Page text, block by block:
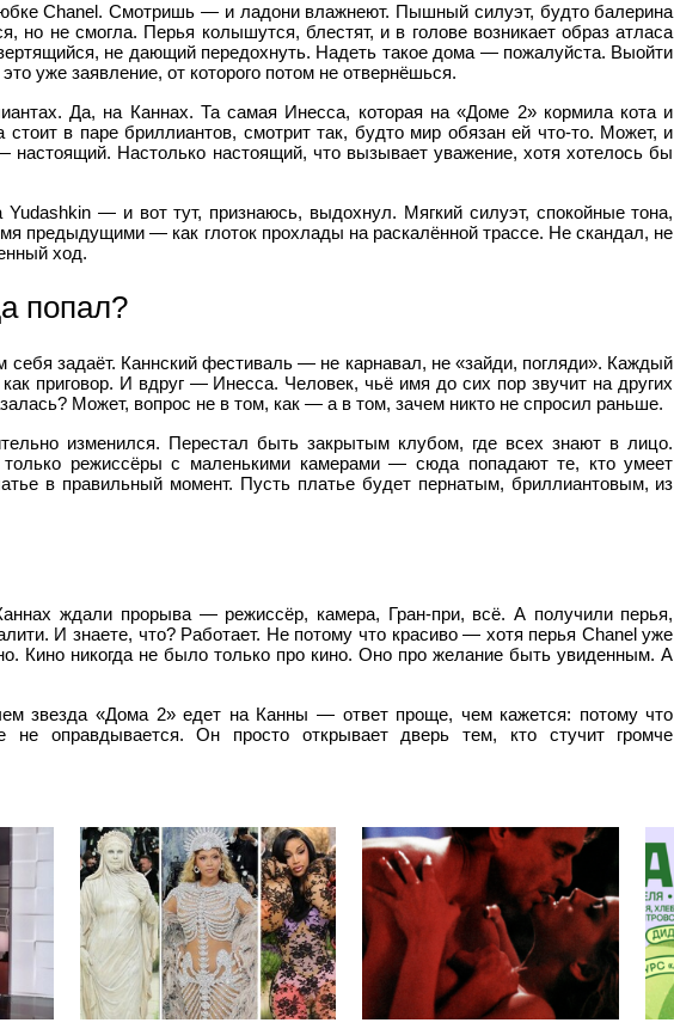
Chanel. Смотришь — и ладони влажнеют. Пышный силуэт, будто балерина
но не смогла. Перья колышутся, блестят, и в голове возникает образ атласа
не дающий передохнуть. Надеть такое дома — пожалуйста. Выойти
уже заявление, от которого потом не отвернёшься.
Да, на Каннах. Та самая Инесса, которая на «Доме 2» кормила кота и
в паре бриллиантов, смотрит так, будто мир обязан ей что-то. Может, и
настоящий. Настолько настоящий, что вызывает уважение, хотя хотелось бы
— и вот тут, признаюсь, выдохнул. Мягкий силуэт, спокойные тона,
предыдущими — как глоток прохлады на раскалённой трассе. Не скандал, не
ход.
попал?
себя задаёт. Каннский фестиваль — не карнавал, не «зайди, погляди». Каждый
приговор. И вдруг — Инесса. Человек, чьё имя до сих пор звучит на других
Может, вопрос не в том, как — а в том, зачем никто не спросил раньше.
изменился. Перестал быть закрытым клубом, где всех знают в лицо.
режиссёры с маленькими камерами — сюда попадают те, кто умеет
в правильный момент. Пусть платье будет пернатым, бриллиантовым, из
ждали прорыва — режиссёр, камера, Гран-при, всё. А получили перья,
И знаете, что? Работает. Не потому что красиво — хотя перья Chanel уже
Кино никогда не было только про кино. Оно про желание быть увиденным. А
звезда «Дома 2» едет на Канны — ответ проще, чем кажется: потому что
не оправдывается. Он просто открывает дверь тем, кто стучит громче